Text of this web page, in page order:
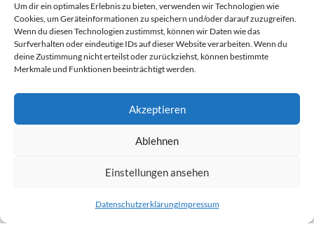
Um dir ein optimales Erlebnis zu bieten, verwenden wir Technologien wie
Cookies, um Geräteinformationen zu speichern und/oder darauf zuzugreifen.
Wenn du diesen Technologien zustimmst, können wir Daten wie das
Surfverhalten oder eindeutige IDs auf dieser Website verarbeiten. Wenn du
deine Zustimmung nicht erteilst oder zurückziehst, können bestimmte
Merkmale und Funktionen beeinträchtigt werden.
Akzeptieren
Ablehnen
Einstellungen ansehen
DatenschutzerklärungImpressum
12 Uhr
13 Uhr
14 Uhr
15 Uhr
12:00 - 13:00
Deutsch-Afganisches Magazin
13:00 - 15:00
Free Wheel
16:00 - 18:00
PowerRumpel